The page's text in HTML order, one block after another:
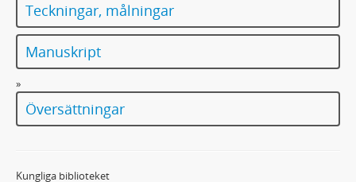
Teckningar, målningar
Manuskript
»
Översättningar
Kungliga biblioteket